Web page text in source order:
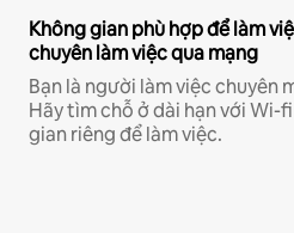
Không gian phù hợp để làm
chuyên làm việc qua mạng
Bạn là người làm việc chuyên
Hãy tìm chỗ ở dài hạn với Wi-
gian riêng để làm việc.